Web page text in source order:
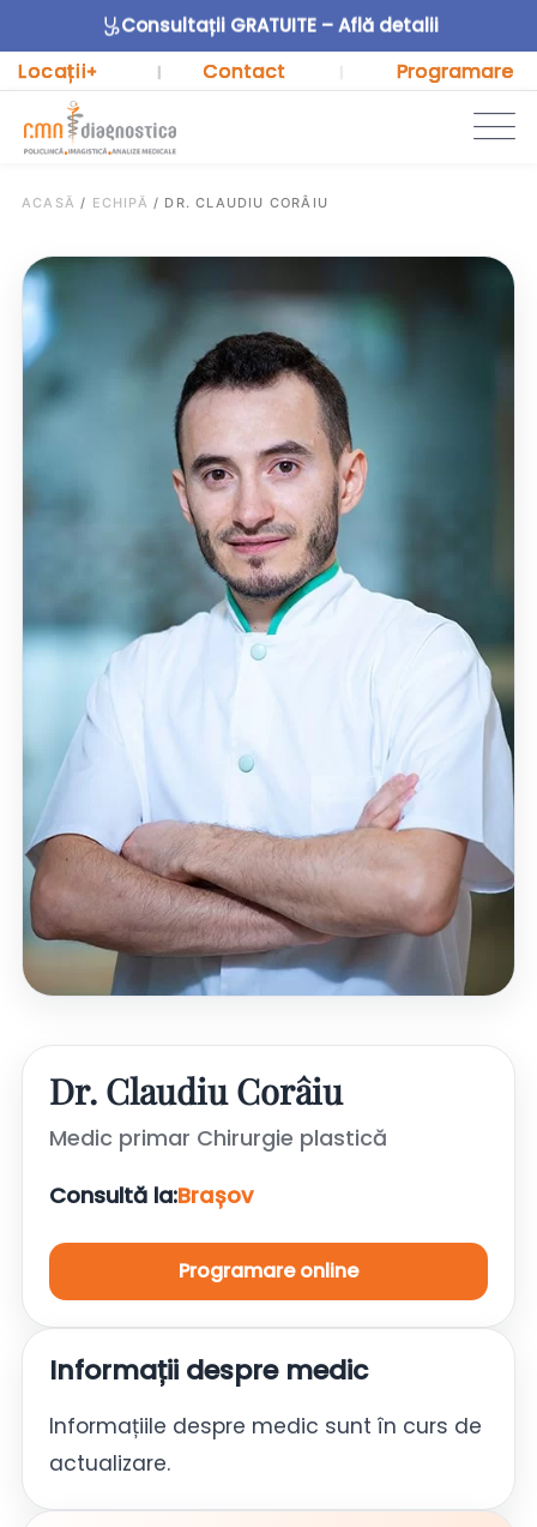
Consultații GRATUITE – Află detalii
Locații+ | Contact Programare
ACASĂ / ECHIPĂ / DR. CLAUDIU CORÂIU
Dr. Claudiu Corâiu
Medic primar Chirurgie plastică
Consultă la:Brașov
Programare online
Informații despre medic
Informațiile despre medic sunt în curs de
actualizare.